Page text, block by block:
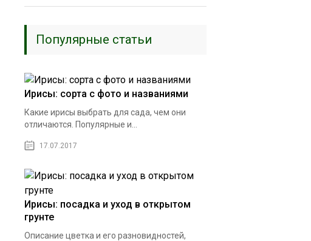
Популярные статьи
Ирисы: сорта с фото и названиями
Какие ирисы выбрать для сада, чем они
отличаются. Популярные и...
17.07.2017
Ирисы: посадка и уход в открытом
грунте
Описание цветка и его разновидностей,